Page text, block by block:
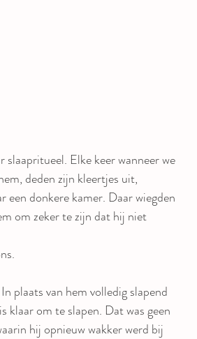
slaapritueel. Elke keer wanneer we
deden zijn kleertjes uit,
donkere kamer. Daar wiegden
om zeker te zijn dat hij niet
plaats van hem volledig slapend
klaar om te slapen. Dat was geen
hij opnieuw wakker werd bij